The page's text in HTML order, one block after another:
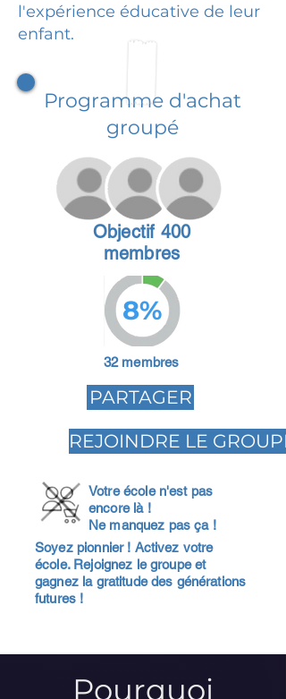
l'expérience éducative de leur
enfant.
Programme d'achat
groupé
Objectif 400
membres
8%
32 membres
PARTAGER
REJOINDRE LE GROUPE
Votre école n'est pas
encore là !
Ne manquez pas ça !
Soyez pionnier ! Activez votre
école. Rejoignez le groupe et
gagnez la gratitude des générations
futures !
Pourquoi